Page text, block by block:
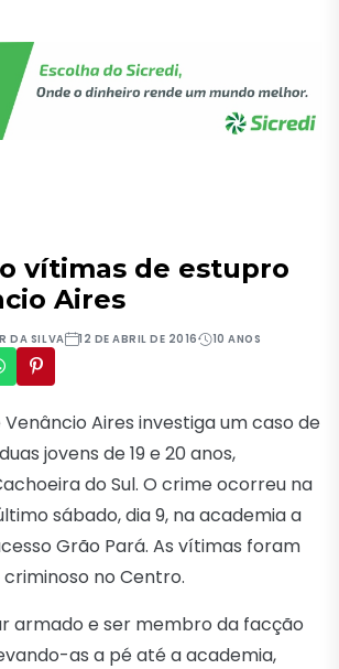
vítimas de estupro
Aires
DA SILVA 12 DE ABRIL DE 2016 10 ANOS
Venâncio Aires investiga um caso de
jovens de 19 e 20 anos,
do Sul. O crime ocorreu na
sábado, dia 9, na academia a
Grão Pará. As vítimas foram
no Centro.
armado e ser membro da facção
as a pé até a academia,